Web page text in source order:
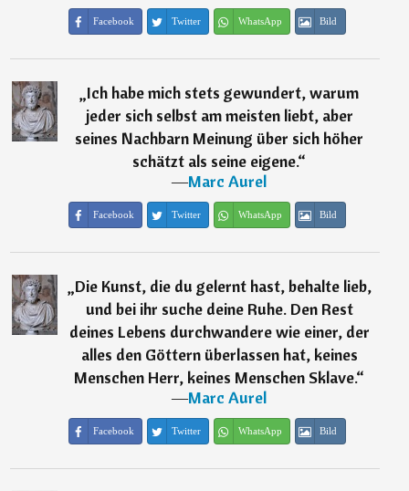
Facebook Twitter WhatsApp Bild
„Ich habe mich stets gewundert, warum
jeder sich selbst am meisten liebt, aber
seines Nachbarn Meinung über sich höher
schätzt als seine eigene.“
―Marc Aurel
Facebook Twitter WhatsApp Bild
„Die Kunst, die du gelernt hast, behalte lieb,
und bei ihr suche deine Ruhe. Den Rest
deines Lebens durchwandere wie einer, der
alles den Göttern überlassen hat, keines
Menschen Herr, keines Menschen Sklave.“
―Marc Aurel
Facebook Twitter WhatsApp Bild